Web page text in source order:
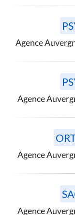
Agence
Agence
Agence
Agence